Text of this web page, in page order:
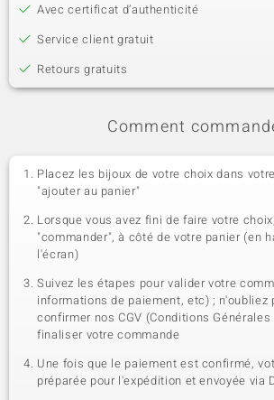
Avec certificat d’authenticité
Service client gratuit
Retours gratuits
Comment
Placez les bijoux de votre choix dans
"ajouter au panier"
Lorsque vous avez fini de faire votre
"commander", à côté de votre panier (en
l'écran)
Suivez les étapes pour valider votre
informations de paiement, etc) ; n'oubliez
confirmer nos CGV (Conditions
finaliser votre commande
Une fois que le paiement est confirmé,
préparée pour l'expédition et envoyée via